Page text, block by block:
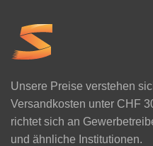
Unsere Preise verstehen
Versandkosten unter CHF
richtet sich an
und ähnliche Institutionen.